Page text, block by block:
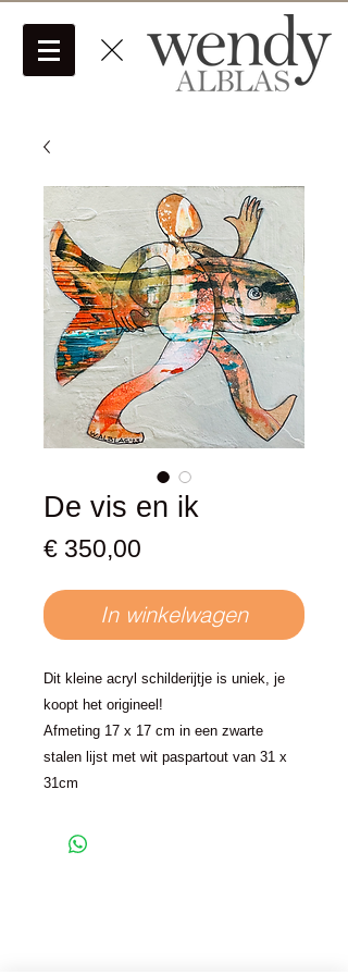
De vis en ik
€ 350,00
In winkelwagen
Dit kleine acryl schilderijtje is uniek, je
koopt het origineel!
Afmeting 17 x 17 cm in een zwarte
stalen lijst met wit paspartout van 31 x
31cm